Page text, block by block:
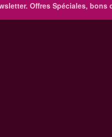
Offres Spéciales, bons